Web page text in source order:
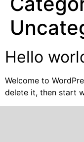
Hello
Welcome to
delete it, then start